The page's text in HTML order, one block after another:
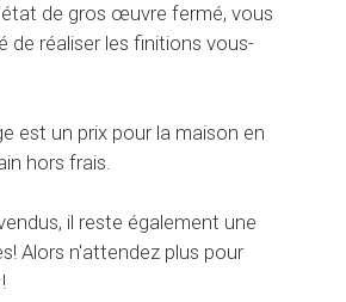
de gros œuvre fermé, vous
de réaliser les finitions vous-
est un prix pour la maison en
hors frais.
il reste également une
Alors n'attendez plus pour